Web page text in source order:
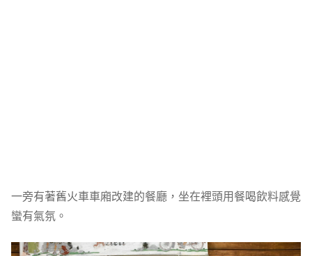
一旁有著舊火車車廂改建的餐廳，坐在裡頭用餐喝飲料感覺
蠻有氣氛。